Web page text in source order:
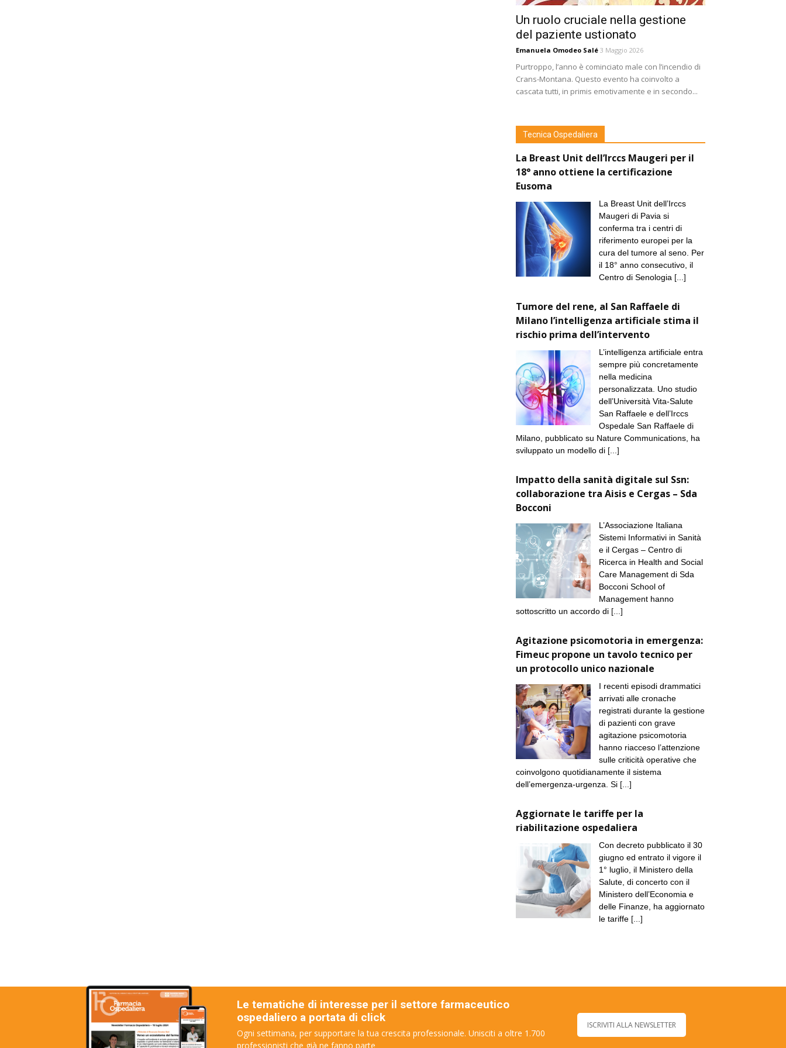
Un ruolo cruciale nella gestione
del paziente ustionato
Emanuela Omodeo Salé 3 Maggio 2026
Purtroppo, l’anno è cominciato male con l’incendio di
Crans-Montana. Questo evento ha coinvolto a
cascata tutti, in primis emotivamente e in secondo...
Tecnica Ospedaliera
La Breast Unit dell’Irccs Maugeri per il
18° anno ottiene la certificazione
Eusoma
La Breast Unit dell’Irccs
Maugeri di Pavia si
conferma tra i centri di
riferimento europei per la
cura del tumore al seno. Per
il 18° anno consecutivo, il
Centro di Senologia [...]
Tumore del rene, al San Raffaele di
Milano l’intelligenza artificiale stima il
rischio prima dell’intervento
L’intelligenza artificiale entra
sempre più concretamente
nella medicina
personalizzata. Uno studio
dell’Università Vita-Salute
San Raffaele e dell’Irccs
Ospedale San Raffaele di
Milano, pubblicato su Nature Communications, ha
sviluppato un modello di [...]
Impatto della sanità digitale sul Ssn:
collaborazione tra Aisis e Cergas – Sda
Bocconi
L’Associazione Italiana
Sistemi Informativi in Sanità
e il Cergas – Centro di
Ricerca in Health and Social
Care Management di Sda
Bocconi School of
Management hanno
sottoscritto un accordo di [...]
Agitazione psicomotoria in emergenza:
Fimeuc propone un tavolo tecnico per
un protocollo unico nazionale
I recenti episodi drammatici
arrivati alle cronache
registrati durante la gestione
di pazienti con grave
agitazione psicomotoria
hanno riacceso l’attenzione
sulle criticità operative che
coinvolgono quotidianamente il sistema
dell’emergenza-urgenza. Si [...]
Aggiornate le tariffe per la
riabilitazione ospedaliera
Con decreto pubblicato il 30
giugno ed entrato il vigore il
1° luglio, il Ministero della
Salute, di concerto con il
Ministero dell’Economia e
delle Finanze, ha aggiornato
le tariffe [...]
Le tematiche di interesse per il settore farmaceutico
ospedaliero a portata di click
Ogni settimana, per supportare la tua crescita professionale. Unisciti a oltre 1.700
professionisti che già ne fanno parte
ISCRIVITI ALLA NEWSLETTER